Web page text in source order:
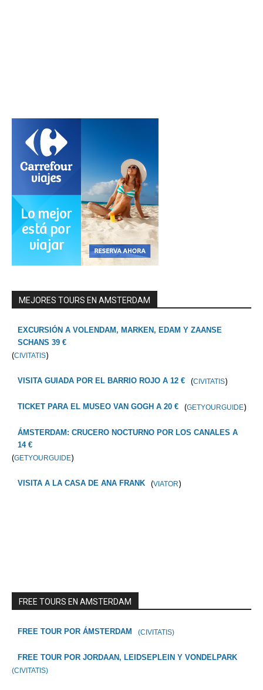
MEJORES TOURS EN AMSTERDAM
EXCURSIÓN A VOLENDAM, MARKEN, EDAM Y ZAANSE
SCHANS 39 €
(CIVITATIS)
VISITA GUIADA POR EL BARRIO ROJO A 12 € (CIVITATIS)
TICKET PARA EL MUSEO VAN GOGH A 20 € (GETYOURGUIDE)
ÁMSTERDAM: CRUCERO NOCTURNO POR LOS CANALES A
14 €
(GETYOURGUIDE)
VISITA A LA CASA DE ANA FRANK (VIATOR)
FREE TOURS EN AMSTERDAM
FREE TOUR POR ÁMSTERDAM (CIVITATIS)
FREE TOUR POR JORDAAN, LEIDSEPLEIN Y VONDELPARK
(CIVITATIS)